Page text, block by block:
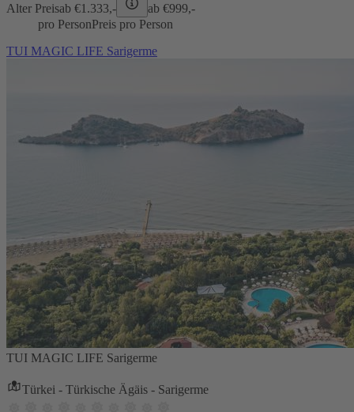
Alter Preisab €1.333,- ab €999,-
pro PersonPreis pro Person
TUI MAGIC LIFE Sarigerme
TUI MAGIC LIFE Sarigerme
Türkei - Türkische Ägäis - Sarigerme